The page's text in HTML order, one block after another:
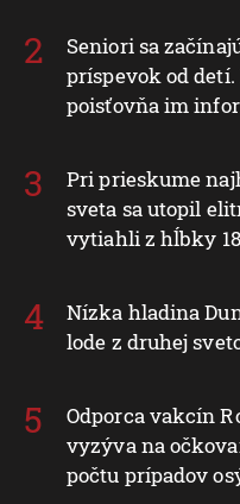
Seniori sa
príspevok od
poisťovňa im
Pri prieskume
sveta sa utopil
vytiahli z hĺbky
Nízka hladina
lode z druhej
Odporca vakcín
vyzýva na
počtu prípadov